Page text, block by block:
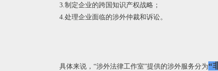
3.制定企业的跨国知识产权战略；
4.处理企业面临的涉外仲裁和诉讼。
具体来说，“涉外法律工作室”提供的涉外服务分为“